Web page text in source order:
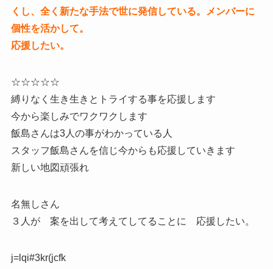
くし、全く新たな手法で世に発信している。メンバーに
個性を活かして。
応援したい。
☆☆☆☆☆
縛りなく生き生きとトライする事を応援します
今から楽しみでワクワクします
飯島さんは3人の事がわかっている人
スタッフ飯島さんを信じ今からも応援していきます
新しい地図頑張れ
名無しさん
３人が 案を出して考えてしてることに 応援したい。
j=lqi#3kr(jcfk